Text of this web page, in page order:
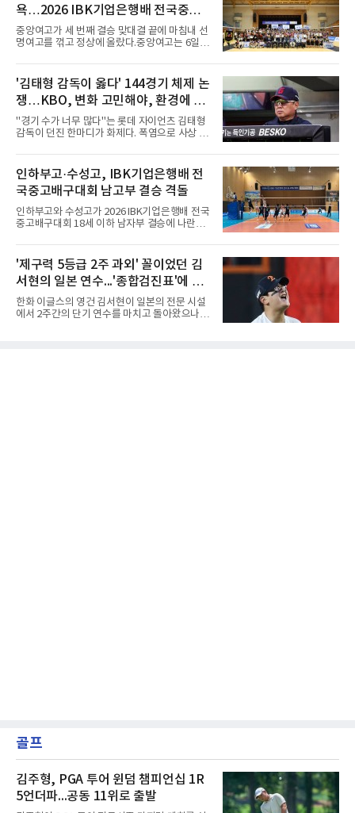
를 받는 아픔을 겪었다. 두 선수의 동반 이탈은
메츠 구단이 유독 한국 선수들에게 '기회의 땅'이
아닌 '무덤'처럼 작용하고 있음을 방증하고 있다.
고교 시절 시속 160km에 달하는 강속구로 큰 스
리츠와 마이애미 말린스를 거쳐 메츠에 둥지를
틀며 반등을 노렸으나
욕…2026 IBK기업은행배 전국중고
배구대회 우승
중앙여고가 세 번째 결승 맞대결 끝에 마침내 선
명여고를 꺾고 정상에 올랐다.중앙여고는 6일
행배 전국중고배구대회 18세 이하 여자부 결승
에서 선명여고를 세트스코어 3-1(13-25, 25-14,
25-17, 25-10)로 물리치고 우승을 차지했다.첫
세트를 13-25로 내주며 불안하게 출발한 중앙여
고는 이후 조직력을 되찾아 2세트부터 경기 주
도권을 완전히 장악했다. 강한 서브와 탄탄한 수
비를 앞세워 내리 세 세트를 따내며 짜릿한 역전
권대회 결승에서 모두 선명여고에 패해 준우승
에 머물렀다. 그러나 세 번째
'김태형 감독이 옳다' 144경기 체제 논
쟁…KBO, 변화 고민해야, 환경에 맞
는 경기 수가 바람직
"경기 수가 너무 많다"는 롯데 자이언츠 김태형
감독이 던진 한마디가 화제다. 폭염으로 사상 초
독은 단순히 더위를 이야기하지 않았다. 우천,
폭염, 부상 등 변수가 늘어나는 현실에서 현재
팀당 144경기 체제가 과연 지속 가능한지 질문
을 던졌다.물론 144경기가 세계적으로 특별히
많은 숫자는 아니다. 메이저리그는 팀당 162경
기, 일본프로야구도 143~144경기를 치른다. 숫
자만 놓고 보면 KBO가 유난히 혹사 구조라고 말
비교하기 어려울 정도로 폭염이 길어지고 강해
지고 있다. 여기에 장마, 이
인하부고·수성고, IBK기업은행배 전
국중고배구대회 남고부 결승 격돌
인하부고와 수성고가 2026 IBK기업은행배 전국
중고배구대회 18세 이하 남자부 결승에 나란히
하부고는 5일 충북 제천실내체육관에서 열린 대
회 남자 18세 이하부 준결승에서 남성고를 세트
스코어 3-1(25-17, 17-25, 25-21, 25-17)로 꺾
고 결승행 티켓을 따냈다. 인하부고는 높은 공격
성공률을 앞세워 경기 주도권을 잡으며 승리를
거뒀다.수성고도 준결승에서 속초고를 상대로
안정된 조직력을 바탕으로 3-1(25-23, 25-16,
'제구력 5등급 2주 과외' 꼴이었던 김
서현의 일본 연수...'종합검진표'에 불
과
한화 이글스의 영건 김서현이 일본의 전문 시설
에서 2주간의 단기 연수를 마치고 돌아왔으나,
골프
김주형, PGA 투어 윈덤 챔피언십 1R
5언더파...공동 11위로 출발